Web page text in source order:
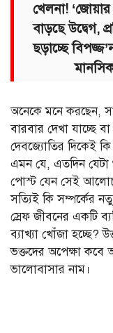
খেলনা! ‘জোয়ার
বাড়ছে উদ্বেগ,
ছড়াচ্ছে
অনেকে মনে করছেন,
বারবার দেখা যাচ্ছে
দেবজ্যোতির দিকেই কি
এমন যে, এতদিন যেটা
পোস্ট যেন সেই
সত্যিই কি সম্পর্কের
স্রেফ জীবনের একটি
ব্যাখ্যা খোঁজা হচ্ছে?
ভক্তদের অপেক্ষা কবে
ভালোবাসার নাম।